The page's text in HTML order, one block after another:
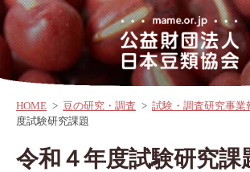
HOME > 豆の研究・調査 > 試験・調査研究事業
度試験研究課題
令和４年度試験研究課